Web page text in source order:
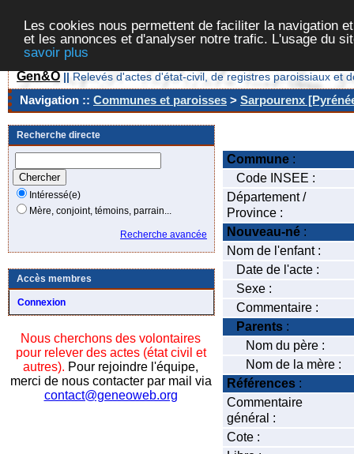
Les cookies nous permettent de faciliter la navigation
et les annonces et d'analyser notre trafic. L'usage du
savoir plus
Gen&O || Relevés d'actes d'état-civil, de registres paroissiaux et
Navigation :: Communes et paroisses > Sarpourenx
Recherche directe
Intéressé(e)
Mère, conjoint, témoins, parrain...
Recherche avancée
Accès membres
Connexion
Nous cherchons des volontaires
pour relever des actes (état civil et
autres). Pour rejoindre l'équipe,
merci de nous contacter par mail via
contact@geneoweb.org
Commune :
Code INSEE :
Département /
Province :
Nouveau-né :
Nom de l'enfant :
Date de l'acte :
Sexe :
Commentaire :
Parents :
Nom du père :
Nom de la mère :
Références :
Commentaire
général :
Cote :